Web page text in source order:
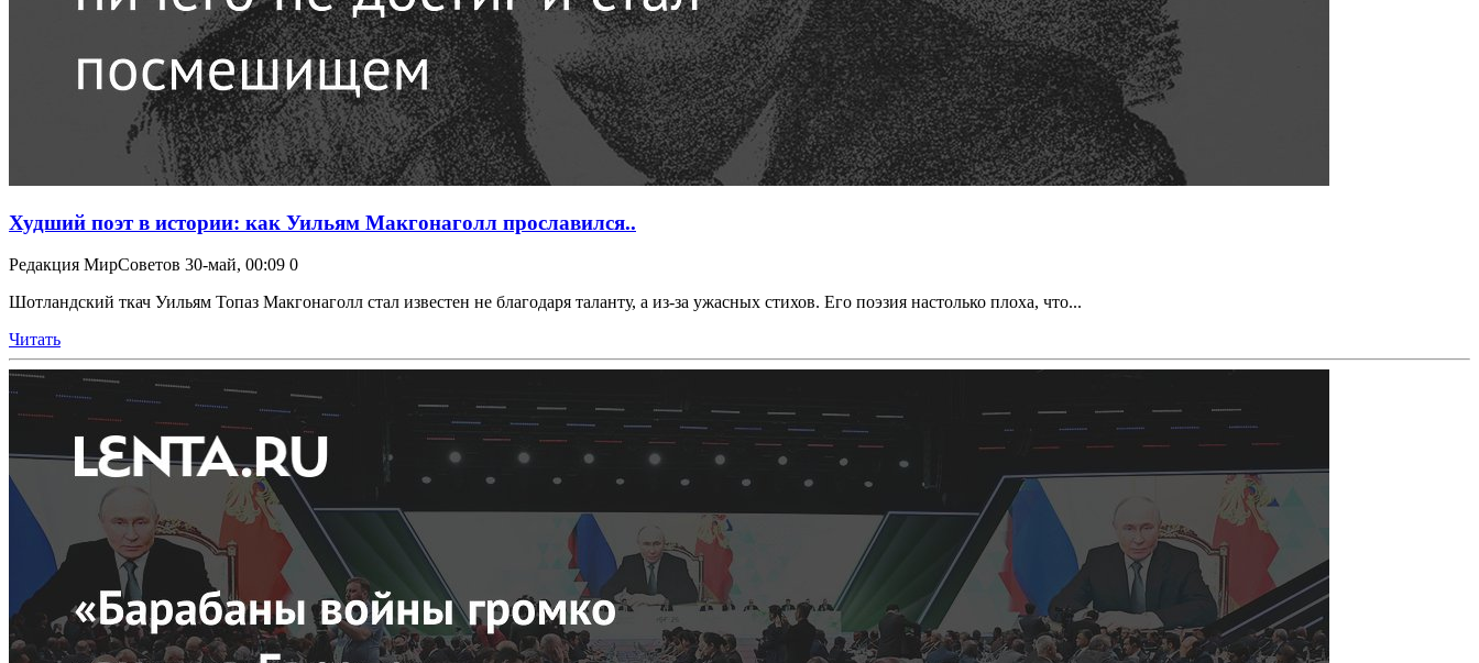
Худший поэт в истории: как Уильям Макгонаголл прославился..
Редакция МирСоветов 30-май, 00:09 0
Шотландский ткач Уильям Топаз Макгонаголл стал известен не благодаря таланту, а из-за ужасных стихов. Его поэзия настолько плоха, что...
Читать